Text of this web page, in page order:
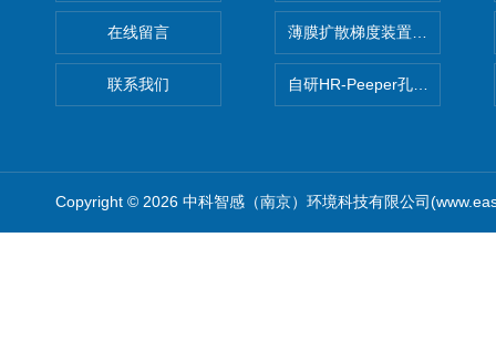
在线留言
联系我们
薄膜扩散梯度装置 Agl DGT
自研HR-Peeper孔隙水采样器
Copyright © 2026 中科智感（南京）环境科技有限公司